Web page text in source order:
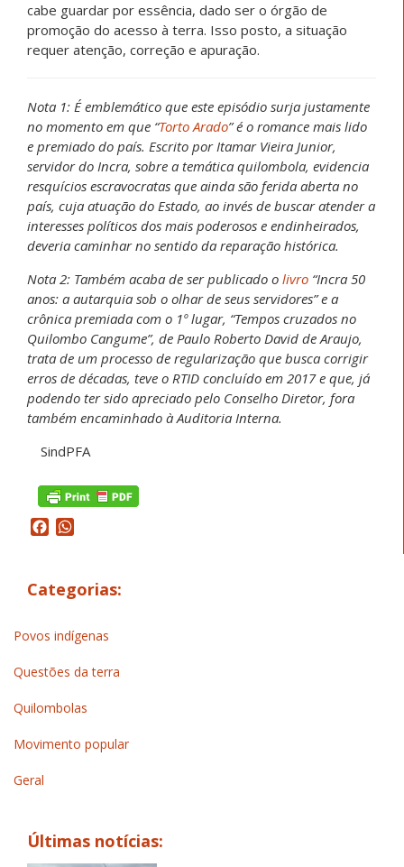
cabe guardar por essência, dado ser o órgão de
promoção do acesso à terra. Isso posto, a situação
requer atenção, correção e apuração.
Nota 1: É emblemático que este episódio surja justamente
no momento em que “Torto Arado” é o romance mais lido
e premiado do país. Escrito por Itamar Vieira Junior,
servidor do Incra, sobre a temática quilombola, evidencia
resquícios escravocratas que ainda são ferida aberta no
país, cuja atuação do Estado, ao invés de buscar atender a
interesses políticos dos mais poderosos e endinheirados,
deveria caminhar no sentido da reparação histórica.
Nota 2: Também acaba de ser publicado o livro “Incra 50
anos: a autarquia sob o olhar de seus servidores” e a
crônica premiada com o 1º lugar, “Tempos cruzados no
Quilombo Cangume”, de Paulo Roberto David de Araujo,
trata de um processo de regularização que busca corrigir
erros de décadas, teve o RTID concluído em 2017 e que, já
podendo ter sido apreciado pelo Conselho Diretor, fora
também encaminhado à Auditoria Interna.
SindPFA
Facebook
Categorias:
Povos indígenas
Questões da terra
Quilombolas
Movimento popular
Geral
Últimas notícias: